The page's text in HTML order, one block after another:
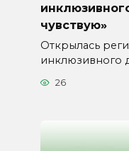
чувствую»
Открылась
инклюзивного
26